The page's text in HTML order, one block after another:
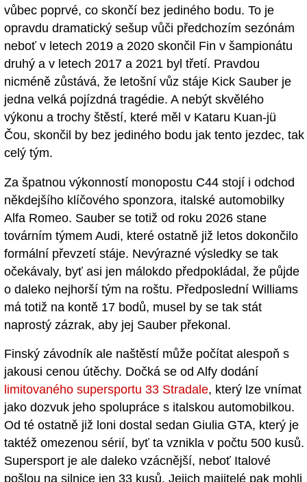
vůbec poprvé, co skončí bez jediného bodu. To je
opravdu dramatický sešup vůči předchozím sezónám
neboť v letech 2019 a 2020 skončil Fin v šampionátu
druhý a v letech 2017 a 2021 byl třetí. Pravdou
nicméně zůstává, že letošní vůz stáje Kick Sauber je
jedna velká pojízdná tragédie. A nebýt skvělého
výkonu a trochy štěstí, které měl v Kataru Kuan-jü
Čou, skončil by bez jediného bodu jak tento jezdec, tak
celý tým.
Za špatnou výkonností monopostu C44 stojí i odchod
někdejšího klíčového sponzora, italské automobilky
Alfa Romeo. Sauber se totiž od roku 2026 stane
továrním týmem Audi, které ostatně již letos dokončilo
formální převzetí stáje. Nevýrazné výsledky se tak
očekávaly, byť asi jen málokdo předpokládal, že půjde
o daleko nejhorší tým na roštu. Předposlední Williams
má totiž na kontě 17 bodů, musel by se tak stát
naprostý zázrak, aby jej Sauber překonal.
Finský závodník ale naštěstí může počítat alespoň s
jakousi cenou útěchy. Dočká se od Alfy dodání
limitovaného supersportu 33 Stradale, který lze vnímat
jako dozvuk jeho spolupráce s italskou automobilkou.
Od té ostatně již loni dostal sedan Giulia GTA, který je
taktéž omezenou sérií, byť ta vznikla v počtu 500 kusů.
Supersport je ale daleko vzácnější, neboť Italové
pošlou na silnice jen 33 kusů. Jejich majitelé pak mohli